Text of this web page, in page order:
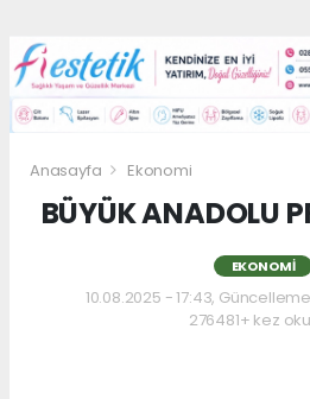
Anasayfa Ekonomi
BÜYÜK ANADOLU
EKONOMI
10.08.2025 - 17:43,
276481+ kez